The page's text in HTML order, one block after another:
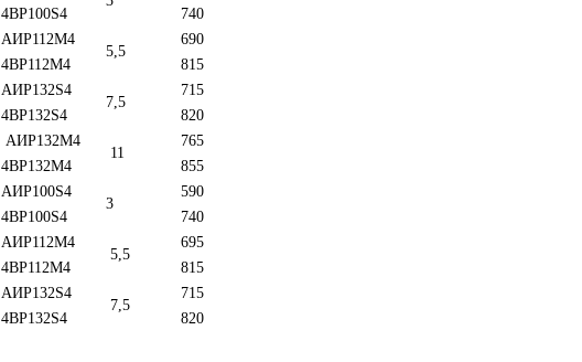
4BР100S4 740
АИР112М4
5,5
690
4ВР112М4 815
АИР132S4
7,5
715
4ВР132S4 820
АИР132М4
11
765
4ВР132М4 855
АИР100S4
3
590
4BР100S4 740
АИР112M4
5,5
695
4BР112M4 815
АИР132S4
7,5
715
4BР132S4 820